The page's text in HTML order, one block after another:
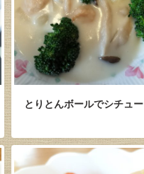
とりとんボールでシチュー